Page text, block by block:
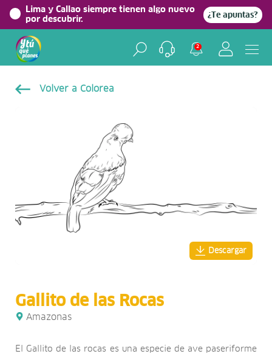
Lima y Callao siempre tienen algo nuevo
por descubrir.
¿Te apuntas?
2
Volver a Colorea
Descargar
Gallito de las Rocas
Amazonas
El Gallito de las rocas es una especie de ave paseriforme